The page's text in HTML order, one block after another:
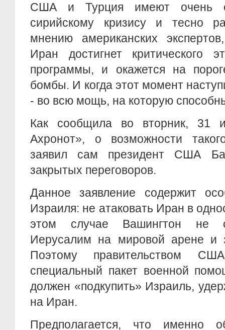
США и Турция имеют очень
сирийскому кризису и тесно
мнению американских
Иран достигнет критического
программы, и окажется на
бомбы. И когда этот момент
- во всю мощь, на которую
Как сообщила во вторник, 31
Ахронот», о возможности
заявил сам президент США
закрытых переговоров.
Данное заявление содержит
Израиля: не атаковать Иран в
этом случае Вашингтон не
Иерусалим на мировой арене и
Поэтому правительством
специальный пакет военной
должен «подкупить» Израиль,
на Иран.
Предполагается, что именно